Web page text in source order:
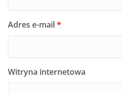
Adres e-mail*
Witryna internetowa